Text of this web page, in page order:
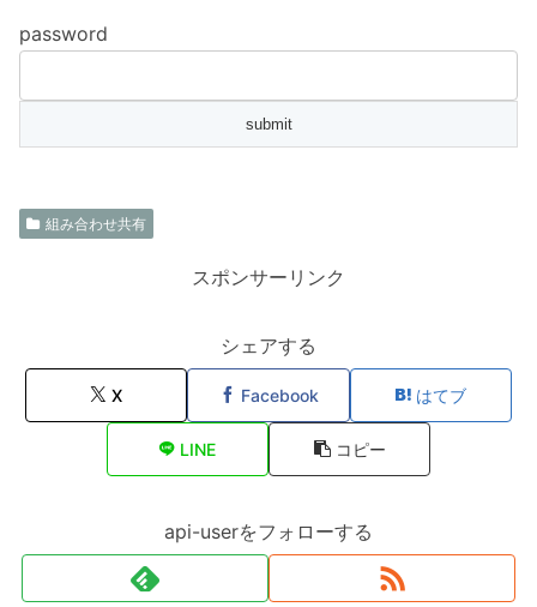
password
組み合わせ共有
スポンサーリンク
シェアする
X Facebook はてブ
LINE コピー
api-userをフォローする